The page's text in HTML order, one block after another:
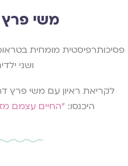
משי פרץ
פסיכותרפיסטית מומחית
ושני
לקריאת ראיון עם משי פרץ
היכנסו: "החיים עצמם